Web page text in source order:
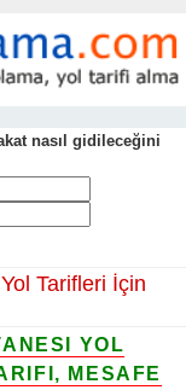
nasıl gidileceğini
Tarifleri İçin
YOL
MESAFE